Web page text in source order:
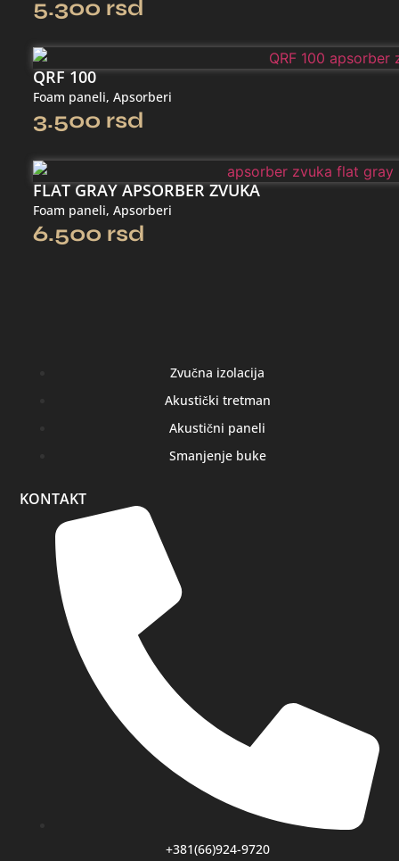
5.300 rsd
QRF 100
Foam paneli,Apsorberi
3.500 rsd
FLAT GRAY APSORBER ZVUKA
Foam paneli,Apsorberi
6.500 rsd
Zvučna izolacija
Akustički tretman
Akustični paneli
Smanjenje buke
KONTAKT
+381(66)924-9720